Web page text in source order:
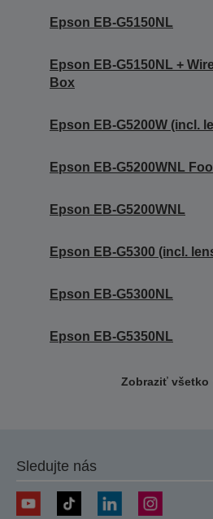
Epson EB-G5150NL
Epson EB-G5150NL +
Box
Epson EB-G5200W (incl.
Epson EB-G5200WNL
Epson EB-G5200WNL
Epson EB-G5300 (incl.
Epson EB-G5300NL
Epson EB-G5350NL
Zobraziť všetko
Sledujte nás